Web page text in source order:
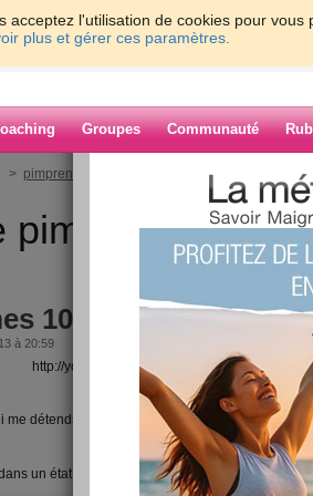
acceptez l'utilisation de cookies pour vous
plus et gérer ces paramètres.
Groupes Communauté
> pimprenelle78 > Voici mes 10 minutes de
pimprenelle78
10 minutes de
à 20:59
http://youtu.be/avsmUkFbGQk
me détends, car le bruit de la mer ça ne détends
un état de bien-être c'est ce genre de